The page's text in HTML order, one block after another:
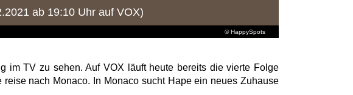
© HappySpots
ab 19:10 Uhr auf VOX)
im TV zu sehen. Auf VOX läuft heute bereits die vierte Folge
nach Monaco. In Monaco sucht Hape ein neues Zuhause